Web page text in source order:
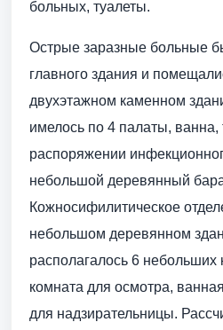
больных, туалеты.
Острые заразные больные
главного здания и
двухэтажном каменном
имелось по 4 палаты, ванна,
распоряжении
небольшой деревянный
Кожносифилитическое
небольшом деревянном
располагалось 6 небольших
комната для осмотра,
для надзирательницы.